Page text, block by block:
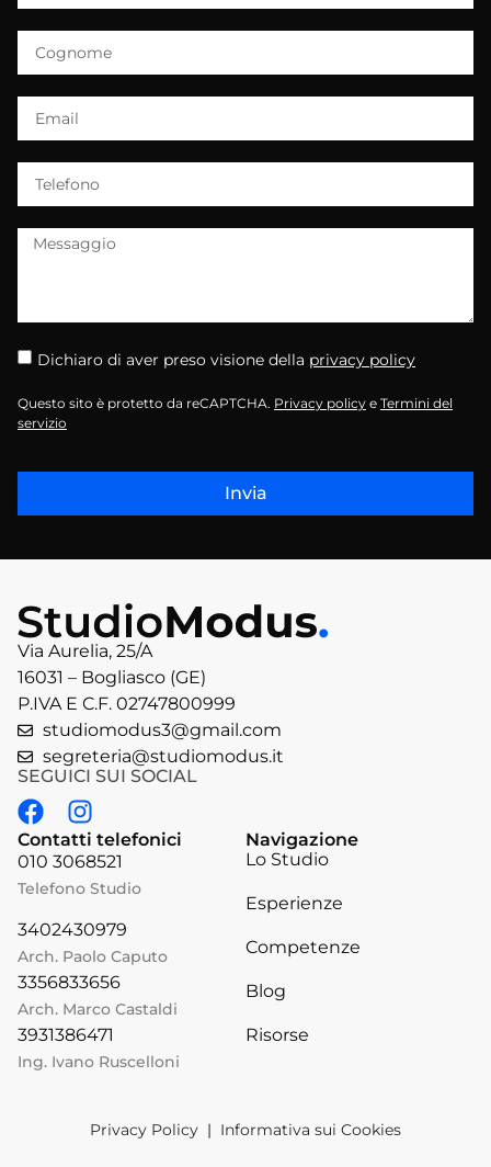
Via Aurelia, 25/A
16031 – Bogliasco (GE)
P.IVA E C.F. 02747800999
studiomodus3@gmail.com
segreteria@studiomodus.it
SEGUICI SUI SOCIAL
Contatti telefonici
010 3068521
Telefono Studio
3402430979
Arch. Paolo Caputo
3356833656
Arch. Marco Castaldi
3931386471
Ing. Ivano Ruscelloni
Navigazione
Lo Studio
Esperienze
Competenze
Blog
Risorse
Privacy Policy | Informativa sui Cookies
Dichiaro di aver preso visione della privacy policy
Questo sito è protetto da reCAPTCHA. Privacy policy e Termini del
servizio
Invia